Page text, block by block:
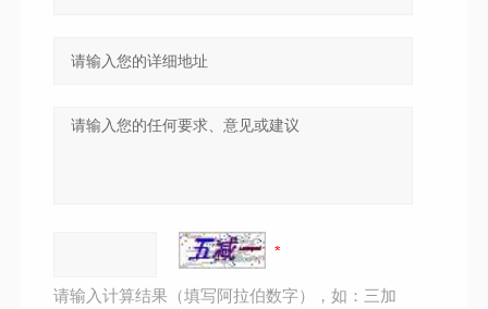
请输入计算结果（填写阿拉伯数字），如：三加